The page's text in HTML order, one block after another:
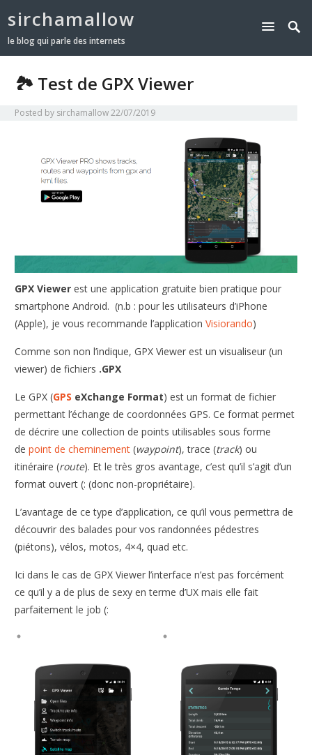
sirchamallow
le blog qui parle des internets
🏞 Test de GPX Viewer
Posted by sirchamallow22/07/2019
GPX Viewer est une application gratuite bien pratique pour
smartphone Android. (n.b : pour les utilisateurs d’iPhone
(Apple), je vous recommande l’applicationVisiorando)
Comme son non l’indique, GPX Viewer est un visualiseur (un
viewer) de fichiers .GPX
Le GPX (GPS eXchange Format) est un format de fichier
permettant l’échange de coordonnées GPS. Ce format permet
de décrire une collection de points utilisables sous forme
depoint de cheminement (waypoint), trace (track) ou
itinéraire (route). Et le très gros avantage, c’est qu’il s’agit d’un
format ouvert (: (donc non-propriétaire).
L’avantage de ce type d’application, ce qu’il vous permettra de
découvrir des balades pour vos randonnées pédestres
(piétons), vélos, motos, 4×4, quad etc.
Ici dans le cas de GPX Viewer l’interface n’est pas forcément
ce qu’il y a de plus de sexy en terme d’UX mais elle fait
parfaitement le job (: